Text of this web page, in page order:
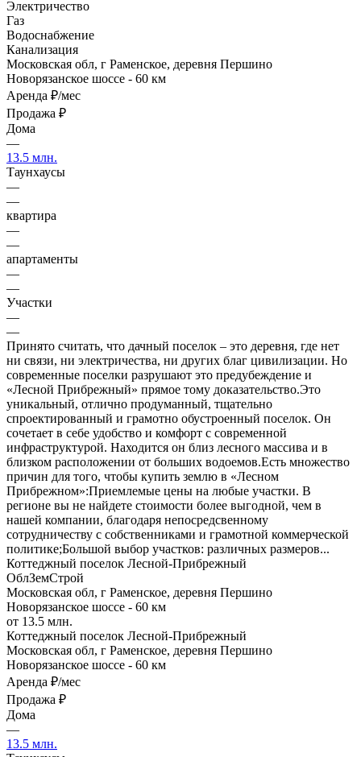
Электричество
Газ
Водоснабжение
Канализация
Московская обл, г Раменское, деревня Першино
Новорязанское шоссе - 60 км
Аренда ₽/мес
Продажа ₽
Дома
—
13.5 млн.
Таунхаусы
—
—
квартира
—
—
апартаменты
—
—
Участки
—
—
Принято считать, что дачный поселок – это деревня, где нет
ни связи, ни электричества, ни других благ цивилизации. Но
современные поселки разрушают это предубеждение и
«Лесной Прибрежный» прямое тому доказательство.Это
уникальный, отлично продуманный, тщательно
спроектированный и грамотно обустроенный поселок. Он
сочетает в себе удобство и комфорт с современной
инфраструктурой. Находится он близ лесного массива и в
близком расположении от больших водоемов.Есть множество
причин для того, чтобы купить землю в «Лесном
Прибрежном»:Приемлемые цены на любые участки. В
регионе вы не найдете стоимости более выгодной, чем в
нашей компании, благодаря непосредсвенному
сотрудничеству с собственниками и грамотной коммерческой
политике;Большой выбор участков: различных размеров...
Коттеджный поселок Лесной-Прибрежный
ОблЗемСтрой
Московская обл, г Раменское, деревня Першино
Новорязанское шоссе - 60 км
от 13.5 млн.
Коттеджный поселок Лесной-Прибрежный
Московская обл, г Раменское, деревня Першино
Новорязанское шоссе - 60 км
Аренда ₽/мес
Продажа ₽
Дома
—
13.5 млн.